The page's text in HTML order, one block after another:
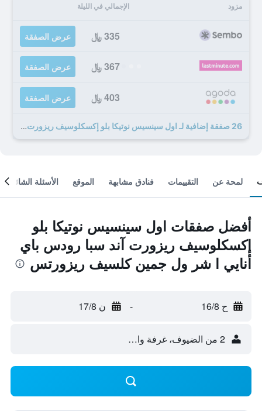
مزود الإجمالي في الليلة
335 ﷼ عرض الصفقة
367 ﷼ عرض الصفقة
403 ﷼ عرض الصفقة
26 صفقة إضافية لـ اول سينسيس نوتيكا بلو إكسكلوسيف ريزورت آند سبا رودس باي أنايي ا شر ول جمين كلسيف ريزورتس
لمحة عن التقييمات فنادق مشابهة الموقع الأسئلة الشائعة
أفضل صفقات اول سينسيس نوتيكا بلو
إكسكلوسيف ريزورت آند سبا رودس باي
أنايي ا شر ول جمين كلسيف ريزورتس
ح 16/8 - ن 17/8
2 من الضيوف، غرفة واحدة